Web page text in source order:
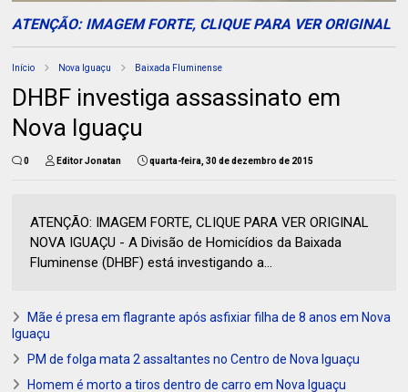
ATENÇÃO: IMAGEM FORTE, CLIQUE PARA VER ORIGINAL
Início Nova Iguaçu Baixada Fluminense
DHBF investiga assassinato em
Nova Iguaçu
0 Editor Jonatan quarta-feira, 30 de dezembro de 2015
ATENÇÃO: IMAGEM FORTE, CLIQUE PARA VER ORIGINAL
NOVA IGUAÇU - A Divisão de Homicídios da Baixada
Fluminense (DHBF) está investigando a...
Mãe é presa em flagrante após asfixiar filha de 8 anos em Nova
Iguaçu
PM de folga mata 2 assaltantes no Centro de Nova Iguaçu
Homem é morto a tiros dentro de carro em Nova Iguaçu